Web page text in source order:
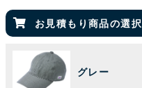
お見積もり商品の選択
グレー